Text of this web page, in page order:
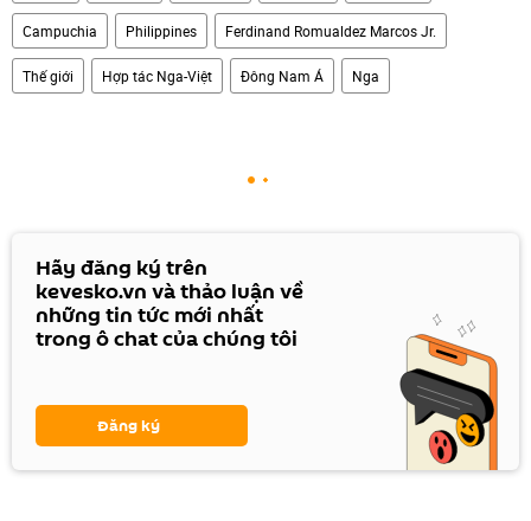
Campuchia Philippines Ferdinand Romualdez Marcos Jr.
Thế giới Hợp tác Nga-Việt Đông Nam Á Nga
Hãy đăng ký trên
kevesko.vn và thảo luận về
những tin tức mới nhất
trong ô chat của chúng tôi
Đăng ký